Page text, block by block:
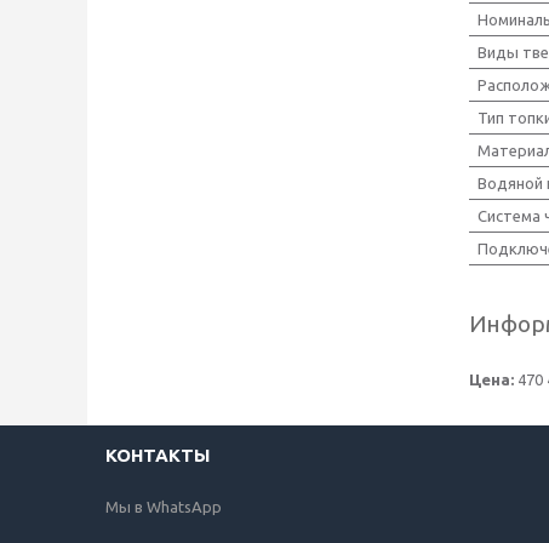
Виды
Тип
Водяной
Система
Цена: 470
КОНТАКТЫ
Мы в WhatsApp